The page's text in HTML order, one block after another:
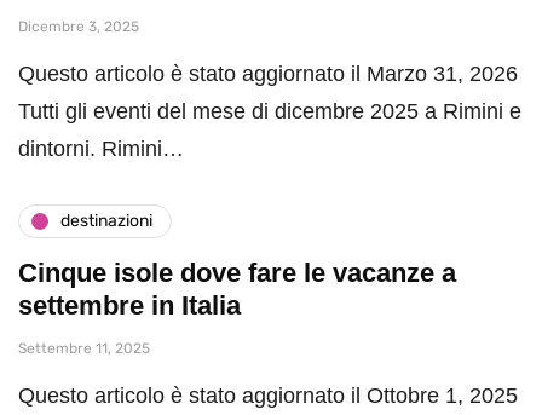
Dicembre 3, 2025
Questo articolo è stato aggiornato il Marzo 31, 2026
Tutti gli eventi del mese di dicembre 2025 a Rimini e
dintorni. Rimini…
destinazioni
Cinque isole dove fare le vacanze a
settembre in Italia
Settembre 11, 2025
Questo articolo è stato aggiornato il Ottobre 1, 2025